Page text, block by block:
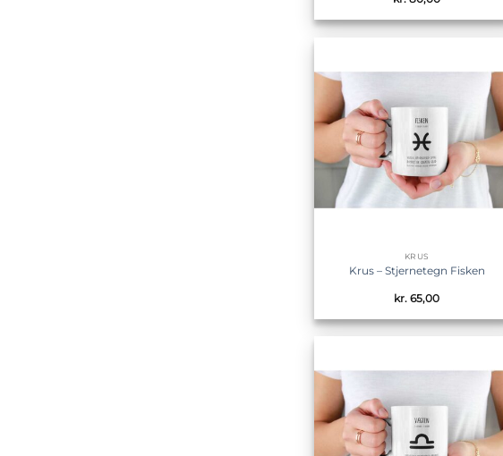
Tilføj til
ønskeliste
KRUS
Krus – Stjernetegn Fisken
kr. 65,00
Tilføj til
ønskeliste